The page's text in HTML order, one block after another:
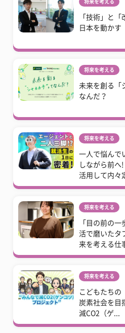
将来を考える
「技術」と
日本を動かす
将来を考える
未来を創る「
なんだ？
将来を考える
一人で悩んで
しながら前へ
活用して内々
将来を考える
「目の前の
活で磨いたタ
来を考える仕
将来を考える
こどもたちの
炭素社会を目
減CO2（ゲ...